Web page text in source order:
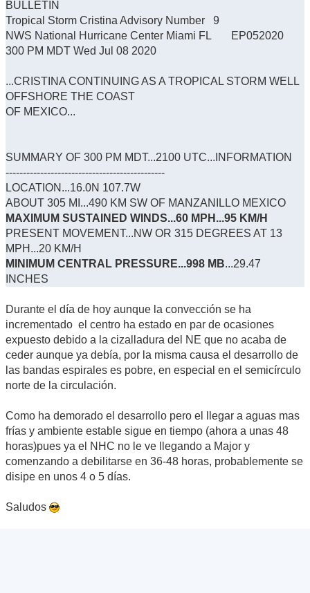
BULLETIN
Tropical Storm Cristina Advisory Number 9
NWS National Hurricane Center Miami FL EP052020
300 PM MDT Wed Jul 08 2020
...CRISTINA CONTINUING AS A TROPICAL STORM WELL
OFFSHORE THE COAST
OF MEXICO...
SUMMARY OF 300 PM MDT...2100 UTC...INFORMATION
----------------------------------------------
LOCATION...16.0N 107.7W
ABOUT 305 MI...490 KM SW OF MANZANILLO MEXICO
MAXIMUM SUSTAINED WINDS...60 MPH...95 KM/H
PRESENT MOVEMENT...NW OR 315 DEGREES AT 13
MPH...20 KM/H
MINIMUM CENTRAL PRESSURE...998 MB...29.47
INCHES
Durante el día de hoy aunque la convección se ha
incrementado el centro ha estado en par de ocasiones
expuesto debido a la cizalladura del NE que no acaba de
ceder aunque ya debía, por la misma causa el desarrollo de
las bandas espirales es pobre, en especial en el semicírculo
norte de la circulación.
Como ha demorado el desarrollo pero el llegar a aguas mas
frías y ambiente estable sigue en tiempo (ahora a unas 48
horas)pues ya el NHC no le ve llegando a Major y
comenzando a debilitarse en 36-48 horas, probablemente se
disipe en unos 4 o 5 días.
Saludos